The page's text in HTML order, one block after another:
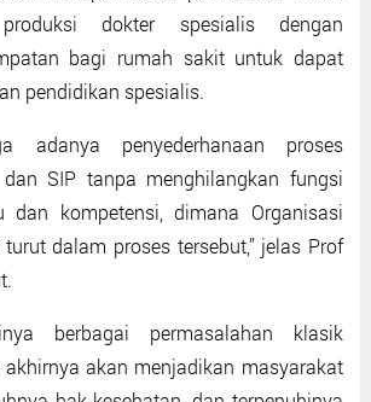
produksi dokter spesialis dengan
bagi rumah sakit untuk dapat
pendidikan spesialis.
adanya penyederhanaan proses
SIP tanpa menghilangkan fungsi
dan kompetensi, dimana Organisasi
dalam proses tersebut,’’ jelas Prof
berbagai permasalahan klasik
akhirnya akan menjadikan masyarakat